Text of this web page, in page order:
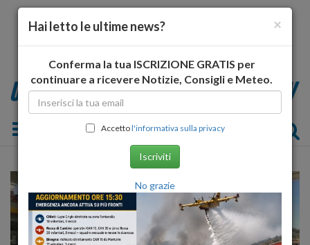
Toggle navigation
×
Hai letto le ultime news?
Conferma la tua ISCRIZIONE GRATIS per
continuare a ricevere Notizie, Consigli e Meteo.
Accettol'informativa sulla privacy
Iscriviti
No grazie